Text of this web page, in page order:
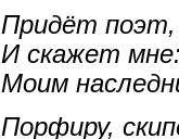
Придёт поэт,
И скажет
Моим
Порфиру,